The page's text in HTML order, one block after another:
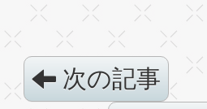
次の記事